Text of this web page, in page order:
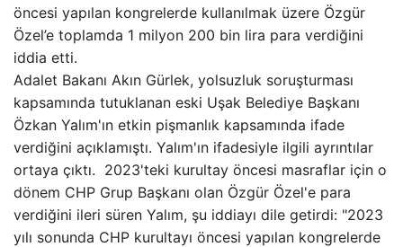
öncesi yapılan kongrelerde kullanılmak üzere Özgür
Özel’e toplamda 1 milyon 200 bin lira para verdiğini
iddia etti.
Adalet Bakanı Akın Gürlek, yolsuzluk soruşturması
kapsamında tutuklanan eski Uşak Belediye Başkanı
Özkan Yalım'ın etkin pişmanlık kapsamında ifade
verdiğini açıklamıştı. Yalım'ın ifadesiyle ilgili ayrıntılar
ortaya çıktı. 2023'teki kurultay öncesi masraflar için o
dönem CHP Grup Başkanı olan Özgür Özel'e para
verdiğini ileri süren Yalım, şu iddiayı dile getirdi: "2023
yılı sonunda CHP kurultayı öncesi yapılan kongrelerde